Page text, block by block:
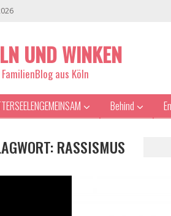
UND WINKEN
aus Köln
Behind
RASSISMUS